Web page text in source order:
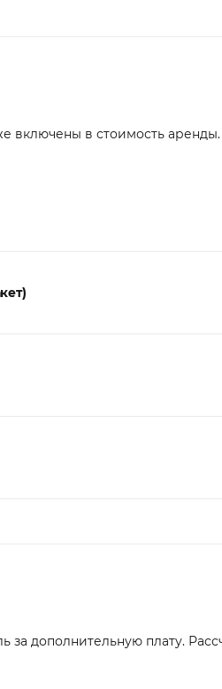
включены в стоимость аренды.
за дополнительную плату.